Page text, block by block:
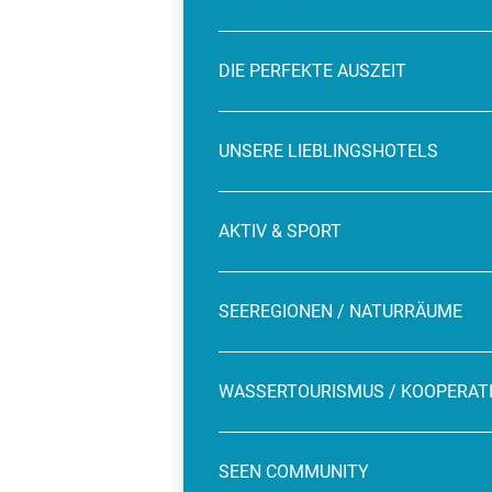
DIE PERFEKTE AUSZEIT
UNSERE LIEBLINGSHOTELS
AKTIV & SPORT
SEEREGIONEN / NATURRÄUME
WASSERTOURISMUS /
SEEN COMMUNITY